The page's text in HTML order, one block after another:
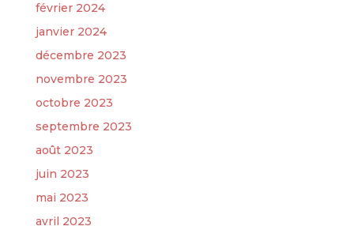
février 2024
janvier 2024
décembre 2023
novembre 2023
octobre 2023
septembre 2023
août 2023
juin 2023
mai 2023
avril 2023